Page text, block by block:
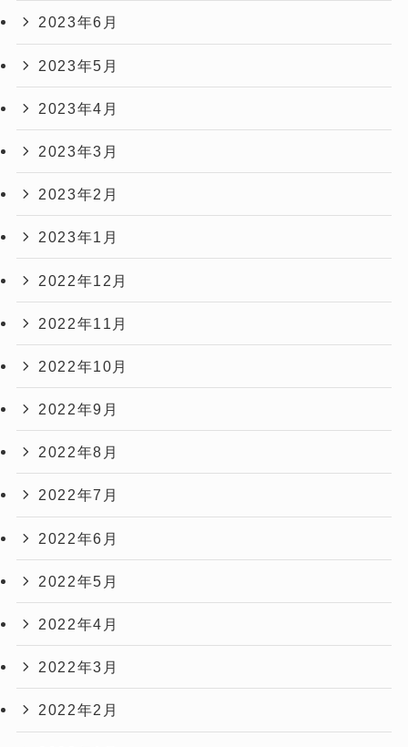
2023年6月
2023年5月
2023年4月
2023年3月
2023年2月
2023年1月
2022年12月
2022年11月
2022年10月
2022年9月
2022年8月
2022年7月
2022年6月
2022年5月
2022年4月
2022年3月
2022年2月